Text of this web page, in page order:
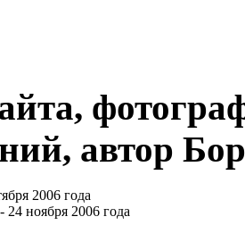
автор
2006 года
24 ноября 2006 года